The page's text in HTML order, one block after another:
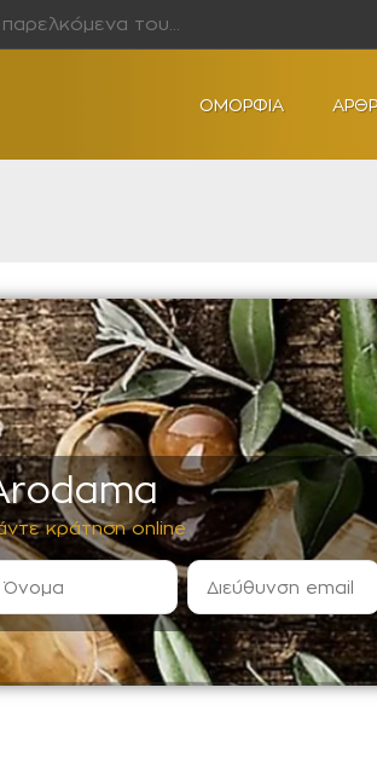
του…
ΟΜΟΡΦΙΑ
κράτηση online